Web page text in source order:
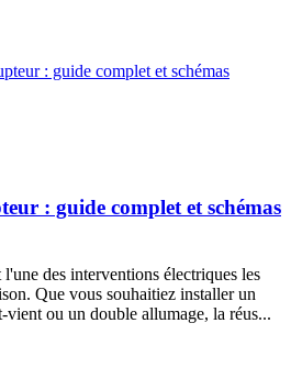
: guide complet et schémas
des interventions électriques les
Que vous souhaitiez installer un
ou un double allumage, la réus...